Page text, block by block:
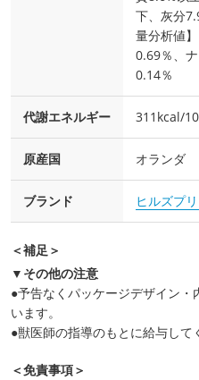
下、灰分
量分析値
0.69％、
0.14％
代謝エネルギー 311kcal/
原産国 オランダ
ブランド ヒルズプ
＜補足＞
▼その他の注意
●予告なくパッケージデザイン
います。
●獣医師の指導のもとに給与して
＜免責事項＞